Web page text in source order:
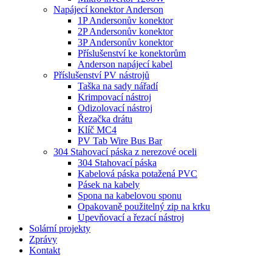
Napájecí konektor Anderson
1P Andersonův konektor
2P Andersonův konektor
3P Andersonův konektor
Příslušenství ke konektorům
Anderson napájecí kabel
Příslušenství PV nástrojů
Taška na sady nářadí
Krimpovací nástroj
Odizolovací nástroj
Řezačka drátu
Klíč MC4
PV Tab Wire Bus Bar
304 Stahovací páska z nerezové oceli
304 Stahovací páska
Kabelová páska potažená PVC
Pásek na kabely
Spona na kabelovou sponu
Opakovaně použitelný zip na krku
Upevňovací a řezací nástroj
Solární projekty
Zprávy
Kontakt